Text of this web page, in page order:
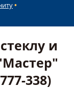
и
338)